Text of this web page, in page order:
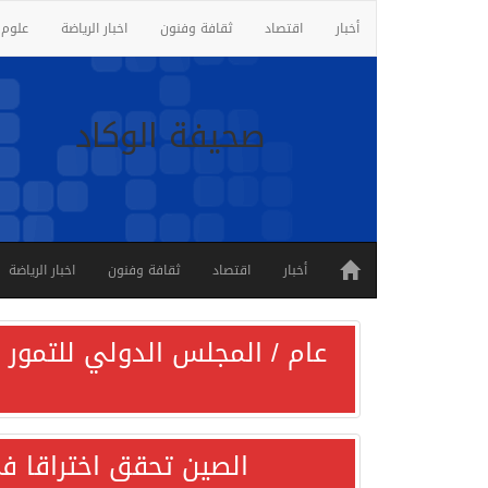
أخبار اقتصاد ثقافة وفنون اخبار الرياضة
صحيفة الوكاد
أخبار اقتصاد ثقافة وفنون اخبار الرياضة
عام / المجلس الدولي للتمور
الصين تحقق اختراقا